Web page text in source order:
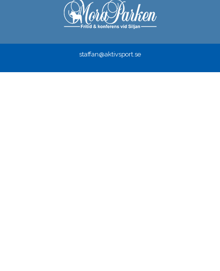
staffan@aktivsport.se